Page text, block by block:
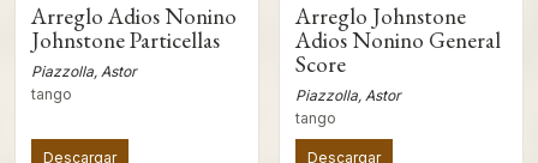
Arreglo Adios Nonino
Johnstone Particellas
Piazzolla, Astor
tango
Descargar
Arreglo Johnstone
Adios Nonino General
Score
Piazzolla, Astor
tango
Descargar